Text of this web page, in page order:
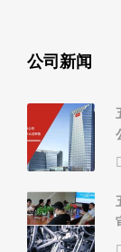
公司新闻